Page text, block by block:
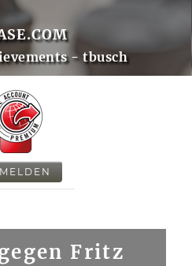
- tbusch
Fritz